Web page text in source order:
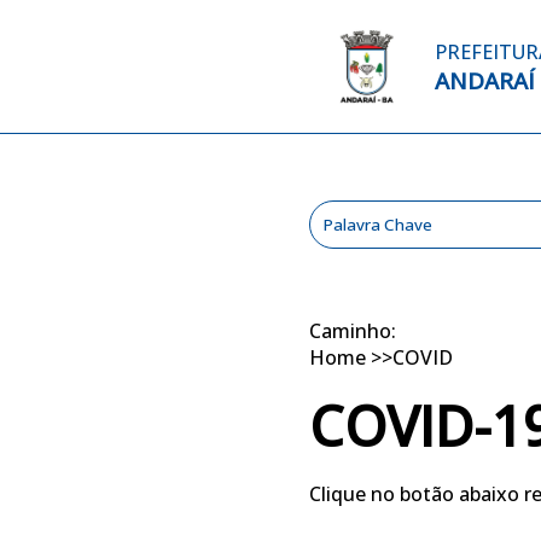
ANDARAÍ
Caminho:
Home >>COVID
COVID-
Clique no botão abaixo